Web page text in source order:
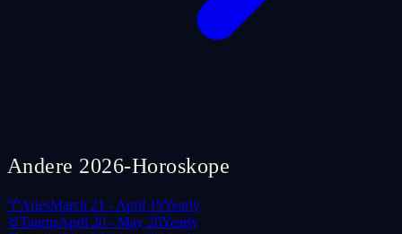
Andere 2026-Horoskope
♈AriesMarch 21 - April 19Yearly
♉TaurusApril 20 - May 20Yearly